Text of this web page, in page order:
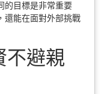
的目標是非常重要
還能在面對外部挑戰
不避親